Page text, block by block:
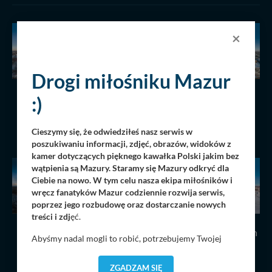
Wschód słońca nad
Niegocinem, grudzień
14.12.2022 2902 14.12.2022
znad lasów w Nowym
Harszu, grudzień 2022 r.
Wilkasy i jezioro Niegocin
w zimowej scenerii,
grudzień 2022 r.
14.12.2022
×
Drogi miłośniku Mazur
:)
Cieszymy się, że odwiedziłeś nasz serwis w
poszukiwaniu informacji, zdjęć, obrazów, widoków z
kamer dotyczących pięknego kawałka Polski jakim bez
wątpienia są Mazury. Staramy się Mazury odkryć dla
Ciebie na nowo. W tym celu nasza ekipa miłośników i
wręcz fanatyków Mazur codziennie rozwija serwis,
poprzez jego rozbudowę oraz dostarczanie nowych
treści i zdjęć.
Abyśmy nadal mogli to robić, potrzebujemy Twojej
dostosować do Twoich preferencji. Twoje dane (w tym
ZGADZAM SIĘ